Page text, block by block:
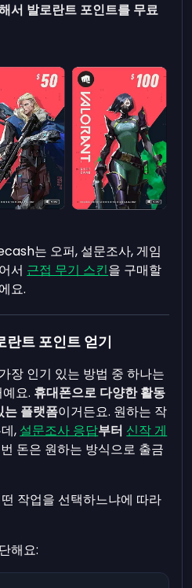
서 발로란트 포인트를 무료
는 오퍼, 설문조사, 게임
서 근접 무기 스킨을 구매할
요.
트 포인트 얻기
장 인기 있는 방법 중 하나는
요. 휴대폰으로 다양한 활동
는 플랫폼이거든요. 원하는 작
, 설문조사 응답부터 신작 게
돈은 원하는 방식으로 출금
작업을 선택하느냐에 따라
해요: